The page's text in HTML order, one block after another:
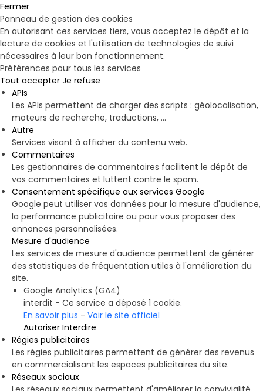
Fermer
Panneau de gestion des cookies
En autorisant ces services tiers, vous acceptez le dépôt et la
lecture de cookies et l'utilisation de technologies de suivi
nécessaires à leur bon fonctionnement.
Préférences pour tous les services
Tout accepter Je refuse
APIs
Les APIs permettent de charger des scripts : géolocalisation,
moteurs de recherche, traductions, ...
Autre
Services visant à afficher du contenu web.
Commentaires
Les gestionnaires de commentaires facilitent le dépôt de
vos commentaires et luttent contre le spam.
Consentement spécifique aux services Google
Google peut utiliser vos données pour la mesure d'audience,
la performance publicitaire ou pour vous proposer des
annonces personnalisées.
Mesure d'audience
Les services de mesure d'audience permettent de générer
des statistiques de fréquentation utiles à l'amélioration du
site.
Google Analytics (GA4)
interdit - Ce service a déposé 1 cookie.
En savoir plus - Voir le site officiel
Autoriser Interdire
Régies publicitaires
Les régies publicitaires permettent de générer des revenus
en commercialisant les espaces publicitaires du site.
Réseaux sociaux